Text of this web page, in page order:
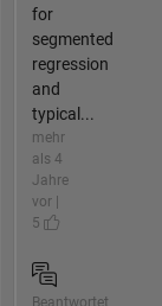
for
segmented
regression
and
typical...
mehr
als 4
Jahre
vor |
5
Beantwortet